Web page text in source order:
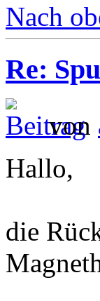
Nach
Re:
von
Hallo,
die